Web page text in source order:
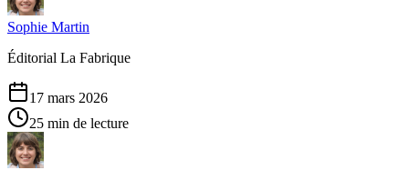
Sophie Martin
Éditorial La Fabrique
17 mars 2026
25 min de lecture